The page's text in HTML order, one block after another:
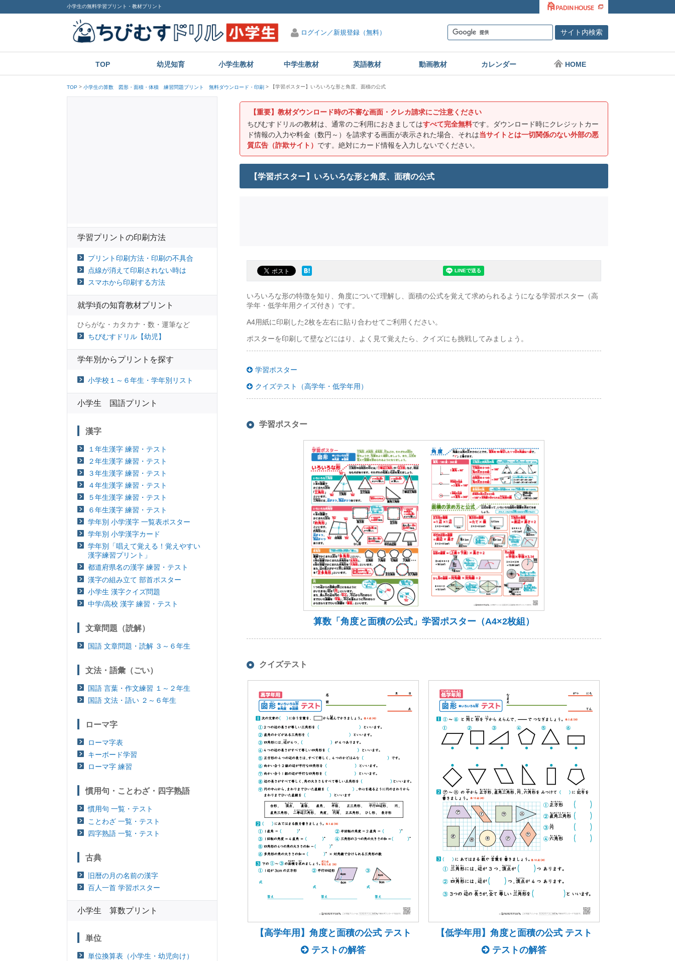
小学生の無料学習プリント・教材プリント
ログイン／新規登録（無料）
TOP 幼児知育 小学生教材 中学生教材 英語教材 動画教材 カレンダー HOME
TOP 小学生の算数 図形・面積・体積 練習問題プリント 無料ダウンロード・印刷 【学習ポスター】いろいろな形と角度、面積の公式
【重要】教材ダウンロード時の不審な画面・クレカ請求にご注意ください
ちびむすドリルの教材は、通常のご利用におきましてはすべて完全無料です。ダウンロード時にクレジットカー
ド情報の入力や料金（数円～）を請求する画面が表示された場合、それは当サイトとは一切関係のない外部の悪
質広告（詐欺サイト） です。絶対にカード情報を入力しないでください。
【学習ポスター】いろいろな形と角度、面積の公式
いろいろな形の特徴を知り、角度について理解し、面積の公式を覚えて求められるようになる学習ポスター（高
学年・低学年用クイズ付き）です。
A4用紙に印刷した2枚を左右に貼り合わせてご利用ください。
ポスターを印刷して壁などにはり、よく見て覚えたら、クイズにも挑戦してみましょう。
学習ポスター
クイズテスト（高学年・低学年用）
学習ポスター
算数「角度と面積の公式」学習ポスター（A4×2枚組）
クイズテスト
【高学年用】角度と面積の公式 テスト
テストの解答
【低学年用】角度と面積の公式 テスト
テストの解答
学習プリントの印刷方法
プリント印刷方法・印刷の不具合
点線が消えて印刷されない時は
スマホから印刷する方法
就学頃の知育教材プリント
ひらがな・カタカナ・数・運筆など
ちびむすドリル【幼児】
学年別からプリントを探す
小学校１～６年生・学年別リスト
小学生 国語プリント
漢字
１年生漢字 練習・テスト
２年生漢字 練習・テスト
３年生漢字 練習・テスト
４年生漢字 練習・テスト
５年生漢字 練習・テスト
６年生漢字 練習・テスト
学年別 小学漢字 一覧表ポスター
学年別 小学漢字カード
学年別「唱えて覚える！覚えやすい
漢字練習プリント」
都道府県名の漢字 練習・テスト
漢字の組み立て 部首ポスター
小学生 漢字クイズ問題
中学/高校 漢字 練習・テスト
文章問題（読解）
国語 文章問題・読解 ３～６年生
文法・語彙（ごい）
国語 言葉・作文練習 １～２年生
国語 文法・語い ２～６年生
ローマ字
ローマ字表
キーボード学習
ローマ字 練習
慣用句・ことわざ・四字熟語
慣用句 一覧・テスト
ことわざ 一覧・テスト
四字熟語 一覧・テスト
古典
旧暦の月の名前の漢字
百人一首 学習ポスター
小学生 算数プリント
単位
単位換算表（小学生・幼児向け）